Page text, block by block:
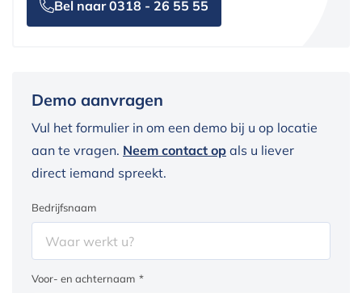
Bel naar 0318 - 26 55 55
Demo aanvragen
Vul het formulier in om een demo bij u op locatie
aan te vragen. Neem contact op als u liever
direct iemand spreekt.
Bedrijfsnaam
Voor- en achternaam *